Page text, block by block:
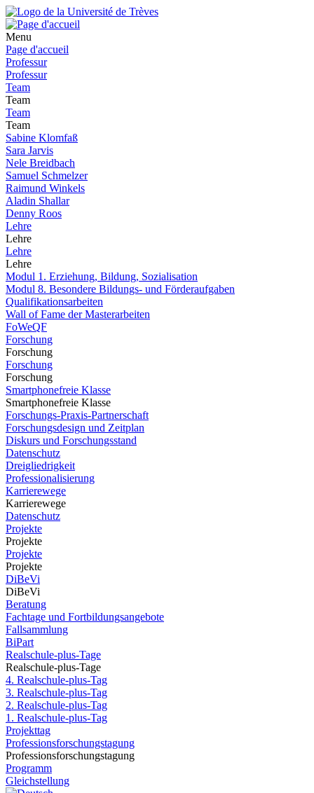
Menu
Page d'accueil
Professur
Professur
Team
Team
Team
Team
Sabine Klomfaß
Sara Jarvis
Nele Breidbach
Samuel Schmelzer
Raimund Winkels
Aladin Shallar
Denny Roos
Lehre
Lehre
Lehre
Lehre
Modul 1. Erziehung, Bildung, Sozialisation
Modul 8. Besondere Bildungs- und Förderaufgaben
Qualifikationsarbeiten
Wall of Fame der Masterarbeiten
FoWeQF
Forschung
Forschung
Forschung
Forschung
Smartphonefreie Klasse
Smartphonefreie Klasse
Forschungs-Praxis-Partnerschaft
Forschungsdesign und Zeitplan
Diskurs und Forschungsstand
Datenschutz
Dreigliedrigkeit
Professionalisierung
Karrierewege
Karrierewege
Datenschutz
Projekte
Projekte
Projekte
Projekte
DiBeVi
DiBeVi
Beratung
Fachtage und Fortbildungsangebote
Fallsammlung
BiPart
Realschule-plus-Tage
Realschule-plus-Tage
4. Realschule-plus-Tag
3. Realschule-plus-Tag
2. Realschule-plus-Tag
1. Realschule-plus-Tag
Projekttag
Professionsforschungstagung
Professionsforschungstagung
Programm
Gleichstellung